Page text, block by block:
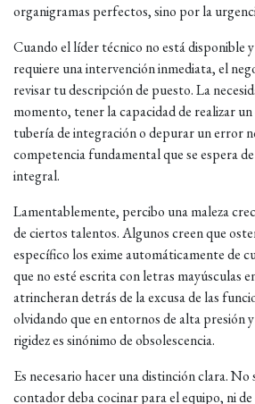
organigramas perfectos, sino por la
Cuando el líder técnico no está disponible
requiere una intervención inmediata, el
revisar tu descripción de puesto. La
momento, tener la capacidad de realizar
tubería de integración o depurar un error
competencia fundamental que se espera
integral.
Lamentablemente, percibo una maleza
de ciertos talentos. Algunos creen que
específico los exime automáticamente de
que no esté escrita con letras mayúsculas
atrincheran detrás de la excusa de las
olvidando que en entornos de alta presión
rigidez es sinónimo de obsolescencia.
Es necesario hacer una distinción clara. No
contador deba cocinar para el equipo, ni